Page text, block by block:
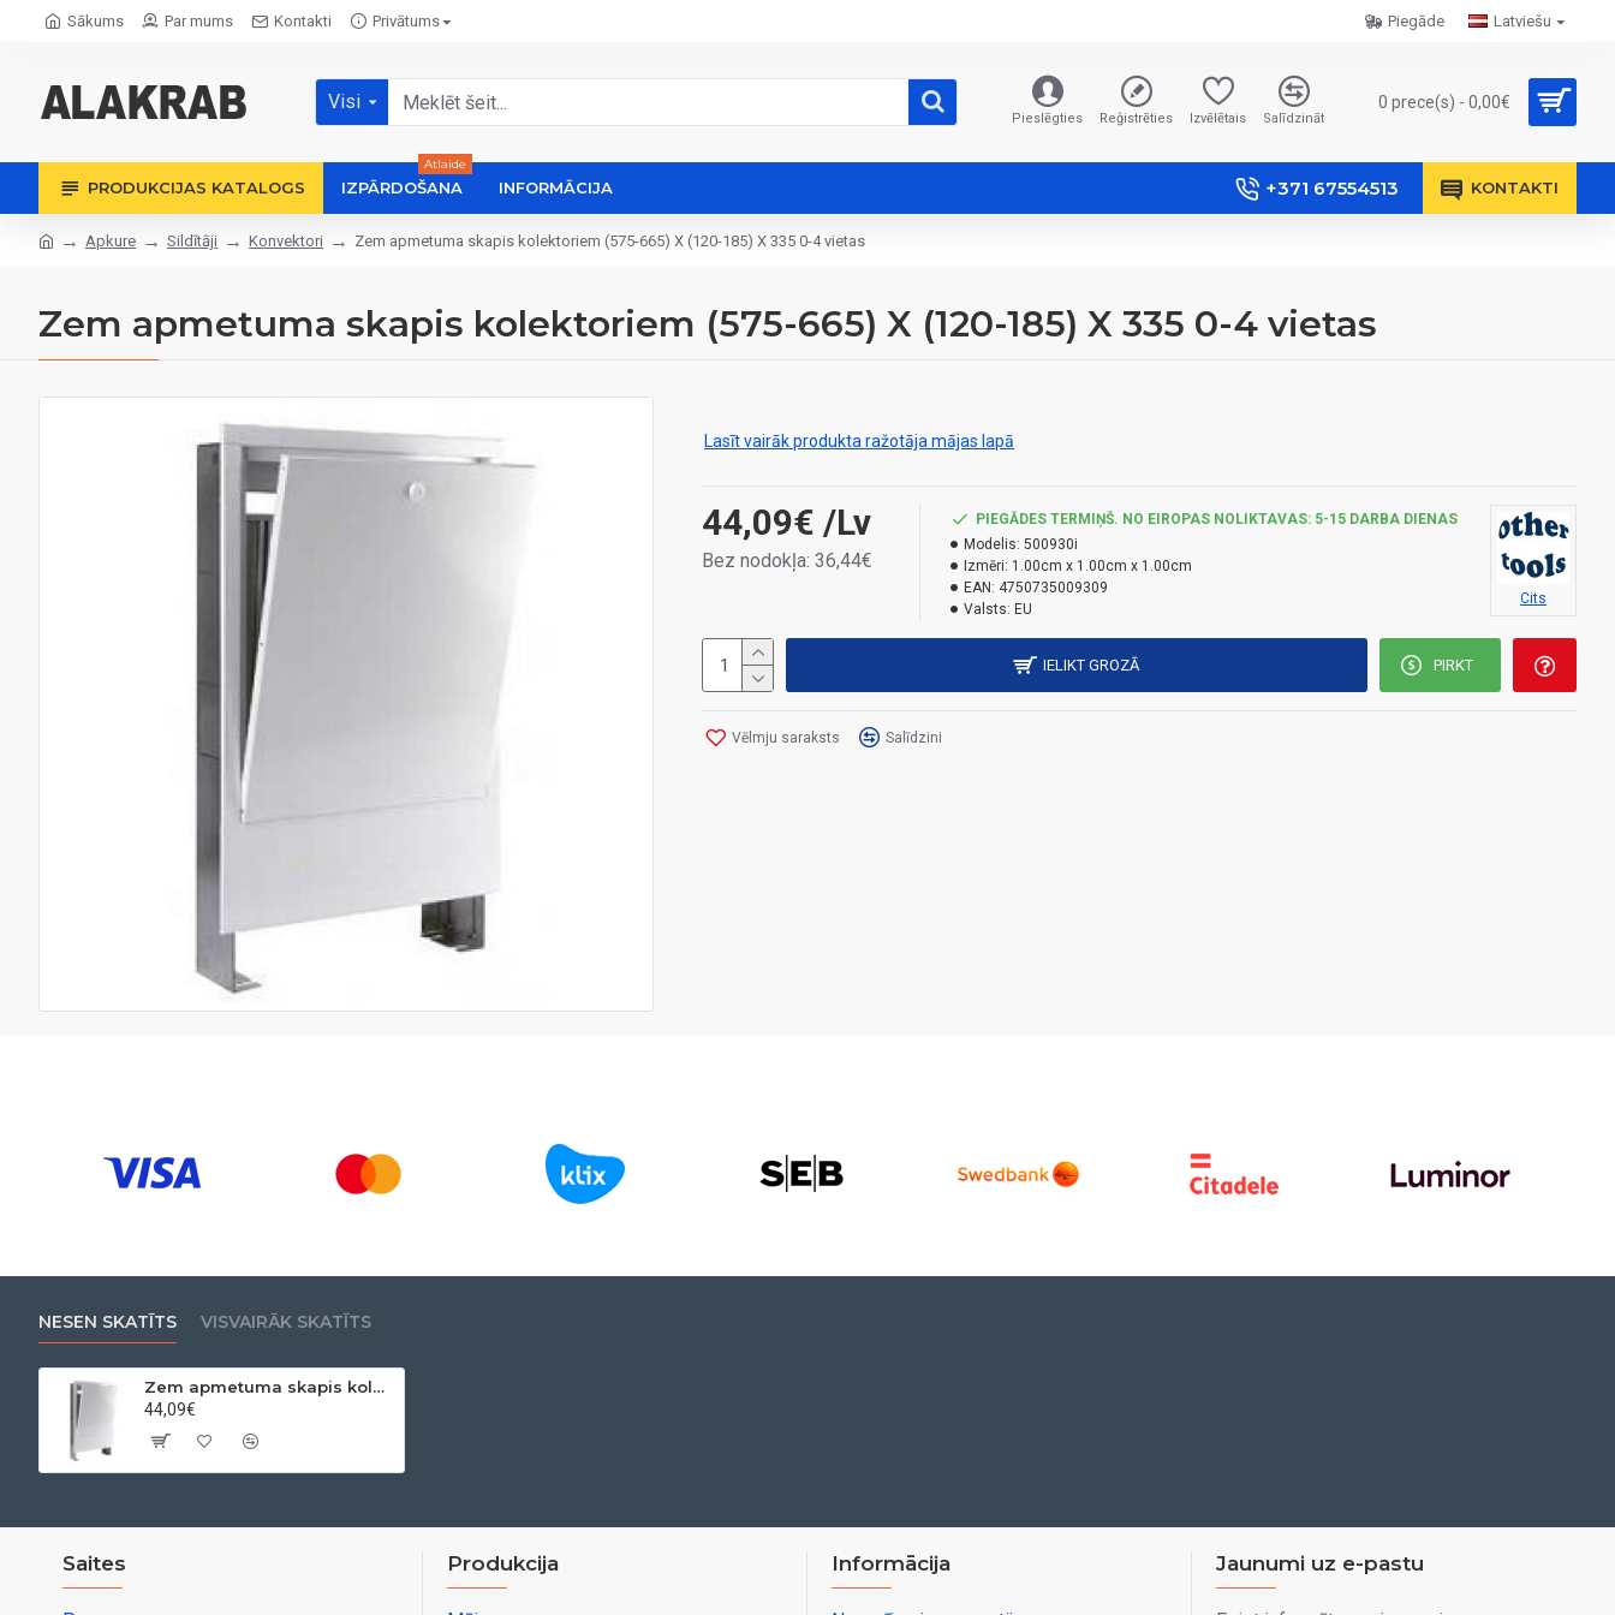
Sākums Par mums Kontakti Privātums Latviešu
Piegāde
Visi
Pieslēgties Reģistrēties Izvēlētais Salīdzināt
0 prece(s) - 0,00€
PRODUKCIJAS KATALOGS IZPĀRDOŠANA
Atlaide
INFORMĀCIJA +371 67554513 KONTAKTI
Apkure Sildītāji Konvektori Zem apmetuma skapis kolektoriem (575-665) X (120-185) X 335 0-4 vietas
Zem apmetuma skapis kolektoriem (575-665) X (120-185) X 335 0-4 vietas
Lasīt vairāk produkta ražotāja mājas lapā
44,09€ /Lv
Bez nodokļa: 36,44€
PIEGĀDES TERMIŅŠ. NO EIROPAS NOLIKTAVAS: 5-15 DARBA DIENAS
Modelis: 500930i
Izmēri: 1.00cm x 1.00cm x 1.00cm
EAN: 4750735009309
Valsts: EU
Cits
IELIKT GROZĀ PIRKT
Vēlmju saraksts Salīdzini
NESEN SKATĪTS VISVAIRĀK SKATĪTS
Zem apmetuma skapis kolektoriem (575-665) X (120-185) X 335 0-4 vietas
44,09€
Saites Produkcija Informācija Jaunumi uz e-pastu